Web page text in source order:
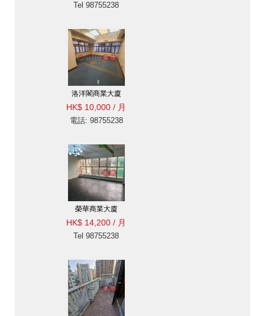
Tel 98755238
洛洋閣商業大廈
HK$ 10,000 / 月
電話: 98755238
榮華商業大廈
HK$ 14,200 / 月
Tel 98755238